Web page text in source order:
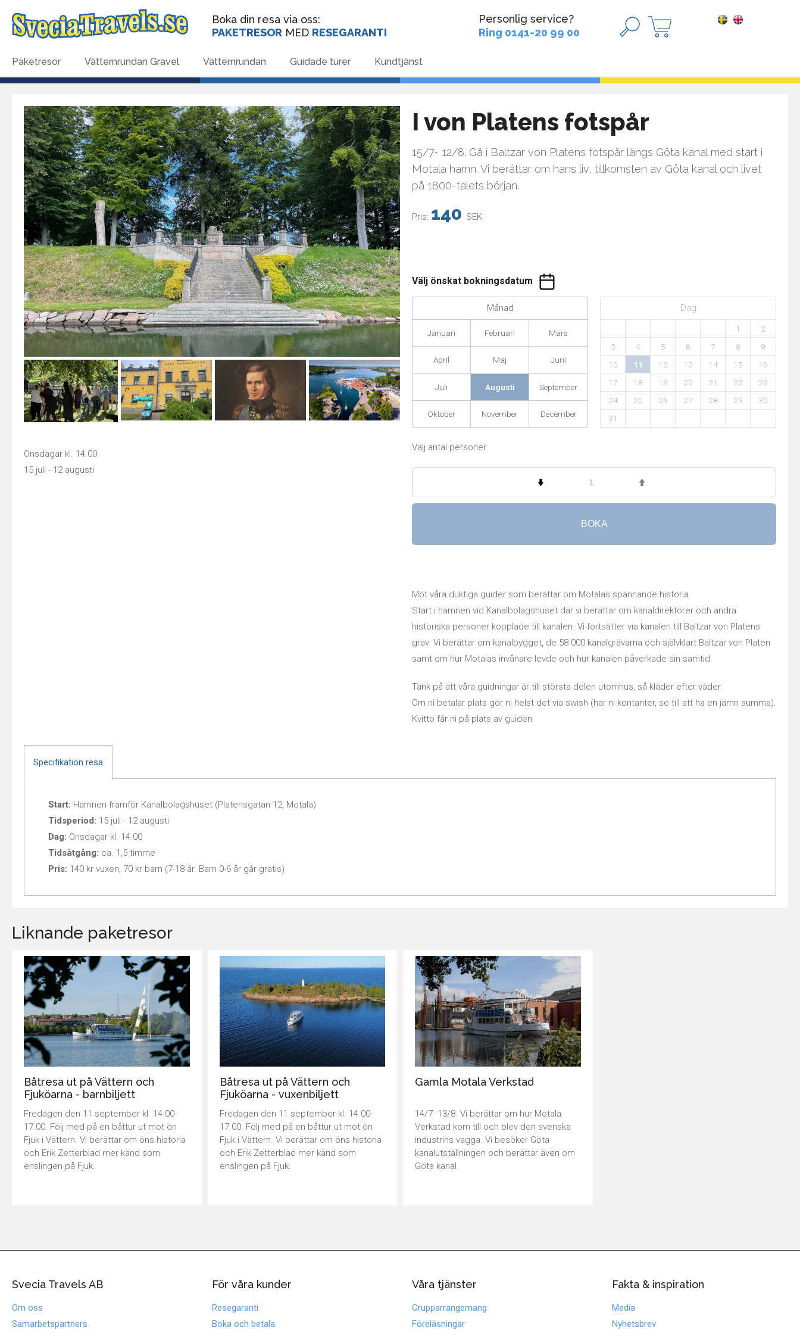
Boka din resa via oss:
PAKETRESOR MED RESEGARANTI
Personlig service?
Ring 0141-20 99 00
Paketresor Vätternrundan Gravel Vätternrundan Guidade turer Kundtjänst
Onsdagar kl. 14.00
15 juli - 12 augusti
I von Platens fotspår
15/7- 12/8. Gå i Baltzar von Platens fotspår längs Göta kanal med start i
Motala hamn. Vi berättar om hans liv, tillkomsten av Göta kanal och livet
på 1800-talets början.
Pris: 140 SEK
Välj önskat bokningsdatum
Månad
Januari Februari Mars
April Maj Juni
Juli Augusti September
Oktober November December
Dag
1
2
3
4 5 6 7 8
9
10
11 12 13 14 15
16
17
18 19 20 21 22
23
24
25 26 27 28 29
30
31
Välj antal personer
BOKA
Möt våra duktiga guider som berättar om Motalas spännande historia.
Start i hamnen vid Kanalbolagshuset där vi berättar om kanaldirektörer och andra
historiska personer kopplade till kanalen. Vi fortsätter via kanalen till Baltzar von Platens
grav. Vi berättar om kanalbygget, de 58 000 kanalgrävarna och självklart Baltzar von Platen
samt om hur Motalas invånare levde och hur kanalen påverkade sin samtid.
Tänk på att våra guidningar är till största delen utomhus, så kläder efter väder.
Om ni betalar plats gör ni helst det via swish (har ni kontanter, se till att ha en jämn summa).
Kvitto får ni på plats av guiden.
Specifikation resa
Start: Hamnen framför Kanalbolagshuset (Platensgatan 12, Motala)
Tidsperiod: 15 juli - 12 augusti
Dag: Onsdagar kl. 14.00
Tidsåtgång: ca. 1,5 timme
Pris: 140 kr vuxen, 70 kr barn (7-18 år. Barn 0-6 år går gratis)
Liknande paketresor
Båtresa ut på Vättern och
Fjuköarna - barnbiljett
Fredagen den 11 september kl. 14.00-
17.00. Följ med på en båttur ut mot ön
Fjuk i Vättern. Vi berättar om öns historia
och Erik Zetterblad mer känd som
enslingen på Fjuk.
Båtresa ut på Vättern och
Fjuköarna - vuxenbiljett
Fredagen den 11 september kl. 14.00-
17.00. Följ med på en båttur ut mot ön
Fjuk i Vättern. Vi berättar om öns historia
och Erik Zetterblad mer känd som
enslingen på Fjuk.
Gamla Motala Verkstad
14/7- 13/8. Vi berättar om hur Motala
Verkstad kom till och blev den svenska
industrins vagga. Vi besöker Göta
kanalutställningen och berättar även om
Göta kanal.
Svecia Travels AB
Om oss
Samarbetspartners
För våra kunder
Resegaranti
Boka och betala
Våra tjänster
Grupparrangemang
Föreläsningar
Fakta & inspiration
Media
Nyhetsbrev